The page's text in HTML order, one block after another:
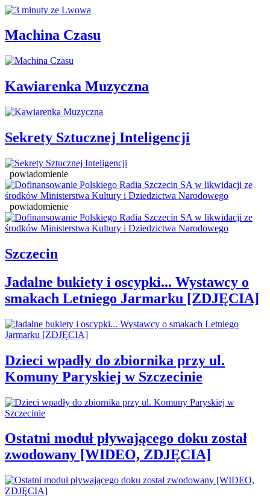
Machina Czasu
Kawiarenka Muzyczna
Sekrety Sztucznej Inteligencji
powiadomienie
powiadomienie
Szczecin
Jadalne bukiety i oscypki... Wystawcy o
smakach Letniego Jarmarku [ZDJĘCIA]
Dzieci wpadły do zbiornika przy ul.
Komuny Paryskiej w Szczecinie
Ostatni moduł pływającego doku został
zwodowany [WIDEO, ZDJĘCIA]